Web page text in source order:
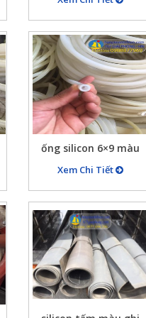
2×4,4×6,6×8,… ống
silicon màu trắng chịu
nhiệt cao mền dẻo
ống silicon 6×9 màu
trắng chịu nhiệt độ cao
hàng đẹp
Xem Chi Tiết